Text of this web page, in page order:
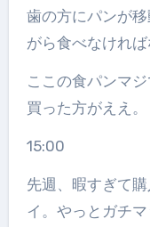
歯の方にパンが
がら食べなければ
ここの食パンマ
買った方がええ。
15:00
先週、暇すぎて
イ。やっとガチ